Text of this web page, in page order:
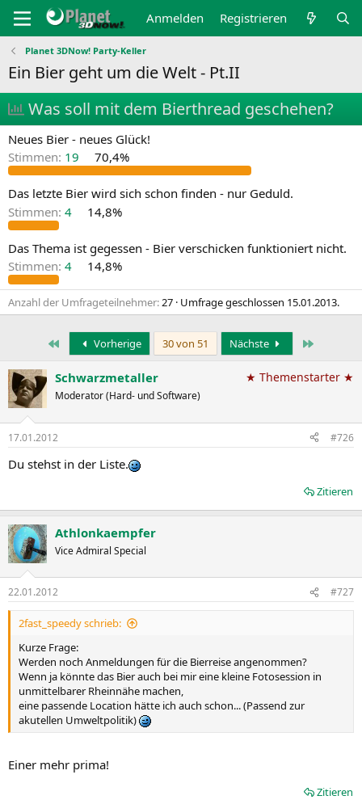
Anmelden Registrieren
Planet 3DNow! Party-Keller
Ein Bier geht um die Welt - Pt.II
U
m
f
r
a
g
e
Was soll mit dem Bierthread geschehen?
Neues Bier - neues Glück!
Stimmen: 19 70,4%
Das letzte Bier wird sich schon finden - nur Geduld.
Stimmen: 4 14,8%
Das Thema ist gegessen - Bier verschicken funktioniert nicht.
Stimmen: 4 14,8%
Anzahl der Umfrageteilnehmer 27 Umfrage geschlossen 15.01.2013.
Erste Vorherige 30 von 51 Nächste
Schwarzmetaller
Moderator (Hard- und Software)
★ Themenstarter ★
17.01.2012 #726
Du stehst in der Liste.
Zitieren
Athlonkaempfer
Vice Admiral Special
22.01.2012 #727
2fast_speedy schrieb:
Kurze Frage:
Werden noch Anmeldungen für die Bierreise angenommen?
Wenn ja könnte das Bier auch bei mir eine kleine Fotosession in
unmittelbarer Rheinnähe machen,
eine passende Location hätte ich auch schon... (Passend zur
akutellen Umweltpolitik)
Einer mehr prima!
Zitieren